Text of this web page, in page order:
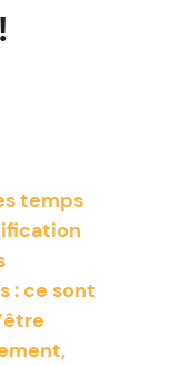
temps
: ce sont